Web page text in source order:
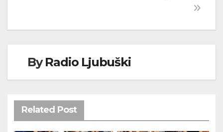
ByRadio Ljubuški
Related Post